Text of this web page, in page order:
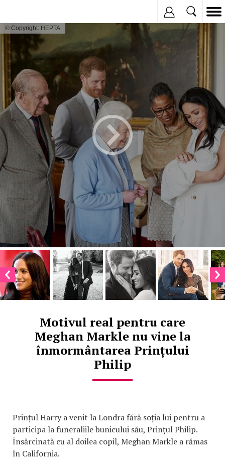
© Copyright: HEPTA
Motivul real pentru care
Meghan Markle nu vine la
înmormântarea Prințului
Philip
Prințul Harry a venit la Londra fără soția lui pentru a
participa la funeraliile bunicului său, Prințul Philip.
Însărcinată cu al doilea copil, Meghan Markle a rămas
în California.